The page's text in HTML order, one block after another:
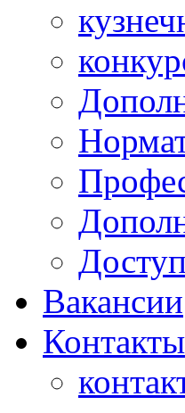
Вакансии
Контакты